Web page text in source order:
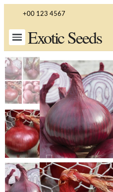
+00 123 4567
Exotic Seeds